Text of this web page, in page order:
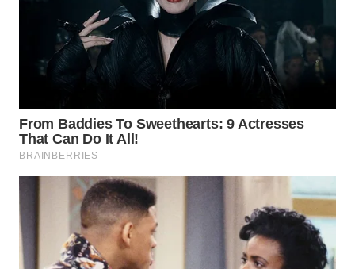
WN
PRIANGAN
TIMUR
SEMARANG
WN
SOLO
BOROBUDUR